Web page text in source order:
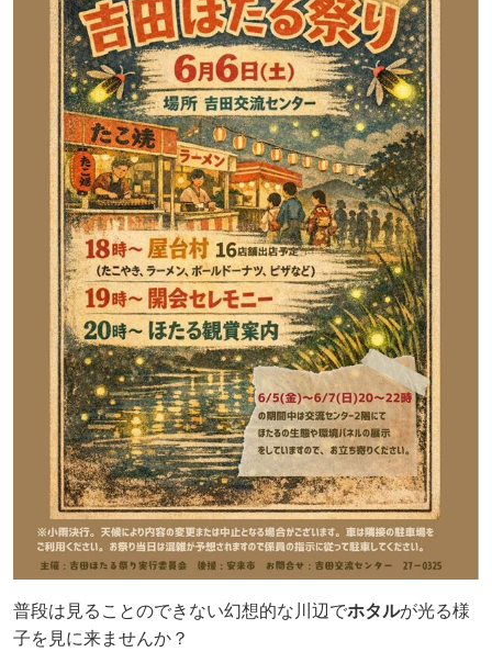
普段は見ることのできない幻想的な川辺でホタルが光る様
子を見に来ませんか？